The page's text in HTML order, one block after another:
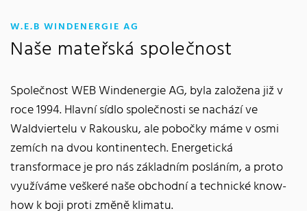
W.E.B WINDENERGIE AG
Naše mateřská společnost
Společnost WEB Windenergie AG, byla založena již v
roce 1994. Hlavní sídlo společnosti se nachází ve
Waldviertelu v Rakousku, ale pobočky máme v osmi
zemích na dvou kontinentech. Energetická
transformace je pro nás základním posláním, a proto
využíváme veškeré naše obchodní a technické know-
how k boji proti změně klimatu.